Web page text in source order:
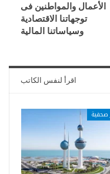
الأعمال والمواطنين فى
توجهاتنا الاقتصادية
وسياساتنا المالية
اقرأ لنفس الكاتب
صحفية